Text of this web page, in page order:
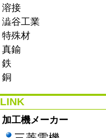
溶接
澁谷工業
特殊材
真鍮
鉄
銅
LINK
加工機メーカー